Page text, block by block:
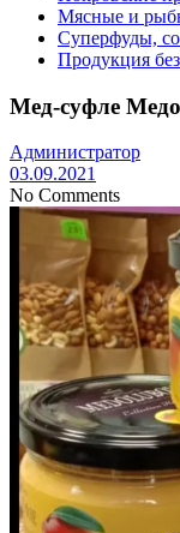
Мясные и
Суперфуды,
Продукция без
Мед-суфле
Администратор
03.09.2021
No Comments